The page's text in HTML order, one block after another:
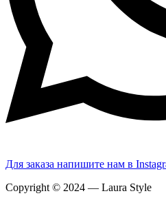
Для заказа напишите нам в
Copyright © 2024 — Laura Style